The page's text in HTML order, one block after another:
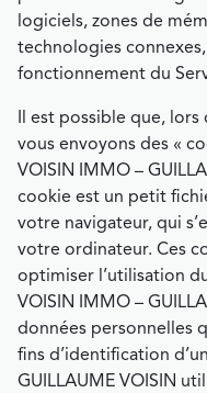
logiciels, zones de
technologies
fonctionnement du
Il est possible que, lors
vous envoyons des «
VOISIN IMMO –
cookie est un petit
votre navigateur, qui
votre ordinateur. Ces
optimiser l’utilisation
VOISIN IMMO –
données personnelles
fins d’identification
GUILLAUME VOISIN